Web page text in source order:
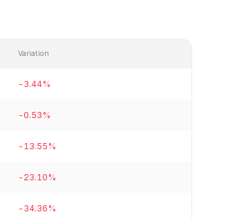
Variation
-3.44%
-0.53%
-13.55%
-23.10%
-34.36%